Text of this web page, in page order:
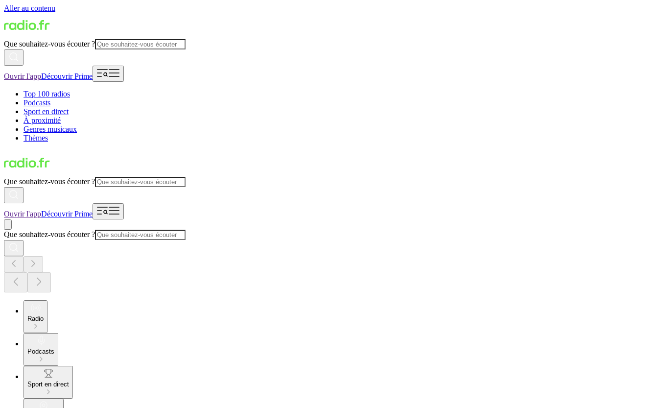
Aller au contenu
Que souhaitez-vous écouter ?
Ouvrir l'appDécouvrir Prime
Top 100 radios
Podcasts
Sport en direct
À proximité
Genres musicaux
Thèmes
Que souhaitez-vous écouter ?
Ouvrir l'appDécouvrir Prime
Que souhaitez-vous écouter ?
Radio
Podcasts
Sport en direct